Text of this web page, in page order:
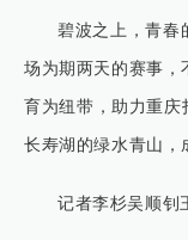
碧波之上，青春
场为期两天的赛事，
育为纽带，助力重庆
长寿湖的绿水青山，
记者李杉吴顺钊